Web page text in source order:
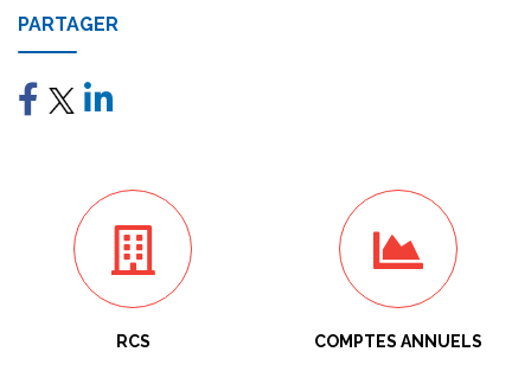
PARTAGER
RCS COMPTES ANNUELS